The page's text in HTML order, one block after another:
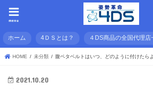
menu
ホーム 4ＤＳとは？ ４DS商品の全国代理店
HOME 未分類 腹ペタベルトはいつ、どのように付けた
2021.10.20